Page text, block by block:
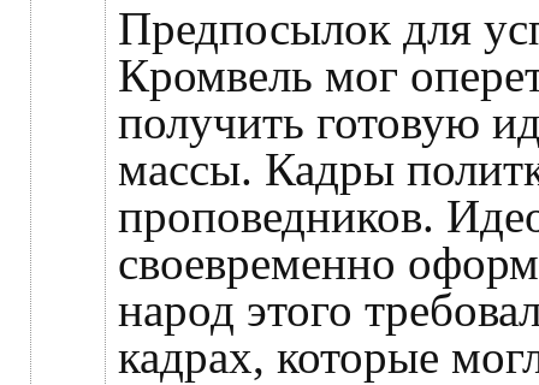
Предпосылок для
Кромвель мог
получить готовую
массы. Кадры
проповедников.
своевременно
народ этого
кадрах, которые